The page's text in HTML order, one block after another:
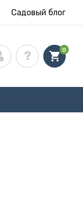
Садовый блог
0